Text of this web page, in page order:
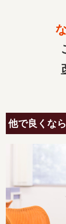
他で良くな